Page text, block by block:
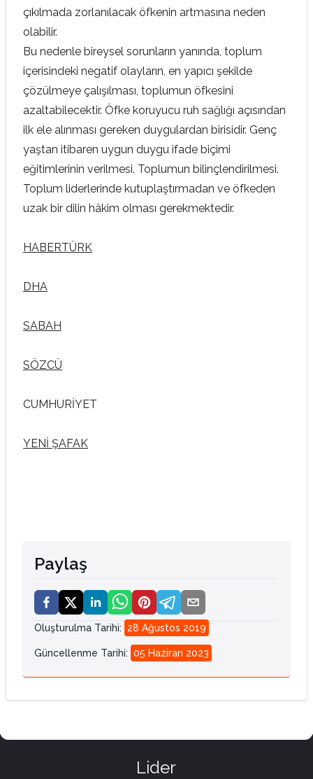
çıkılmada zorlanılacak öfkenin artmasına neden
olabilir.
Bu nedenle bireysel sorunların yanında, toplum
içerisindeki negatif olayların, en yapıcı şekilde
çözülmeye çalışılması, toplumun öfkesini
azaltabilecektir. Öfke koruyucu ruh sağlığı açısından
ilk ele alınması gereken duygulardan birisidir. Genç
yaştan itibaren uygun duygu ifade biçimi
eğitimlerinin verilmesi. Toplumun bilinçlendirilmesi.
Toplum liderlerinde kutuplaştırmadan ve öfkeden
uzak bir dilin hâkim olması gerekmektedir.
HABERTÜRK
DHA
SABAH
SÖZCÜ
CUMHURİYET
YENİ ŞAFAK
Paylaş
Oluşturulma Tarihi: 28 Ağustos 2019
Güncellenme Tarihi: 05 Haziran 2023
Lider